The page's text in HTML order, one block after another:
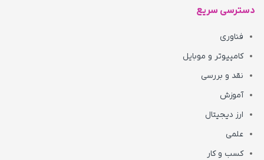
دسترسی سریع
فناوری
کامپیوتر و موبایل
نقد و بررسی
آموزش
ارز دیجیتال
علمی
کسب و کار